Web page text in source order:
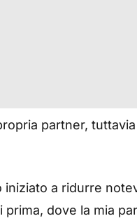
partner,
iniziato a ridurre
dove la mia